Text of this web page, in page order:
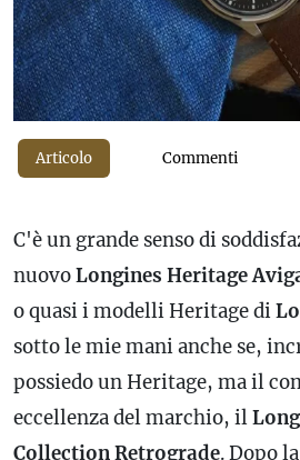
Articolo Commenti
C'è un grande senso di
nuovoLongines Heritage
o quasi i modelli Heritage di
sotto le mie mani anche se,
possiedo un Heritage, ma il
eccellenza del marchio, il
Collection Retrograde. Dopo